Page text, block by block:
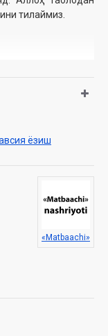
тилаймиз.
ҳузуридаги
сонли хулосаси
ёзиш
«Matbaachi»